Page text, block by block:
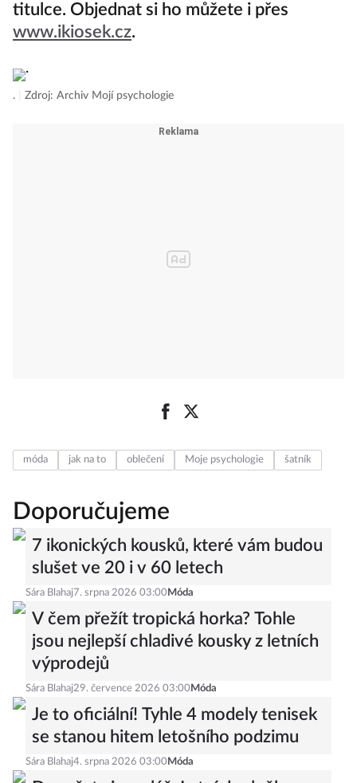
titulce. Objednat si ho můžete i přes
www.ikiosek.cz.
. Zdroj: Archiv Mojí psychologie
móda jak na to oblečení Moje psychologie šatník
Doporučujeme
7 ikonických kousků, které vám budou
slušet ve 20 i v 60 letech
Sára Blahaj 7. srpna 2026 03:00 Móda
V čem přežít tropická horka? Tohle
jsou nejlepší chladivé kousky z letních
výprodejů
Sára Blahaj29. července 2026 03:00 Móda
Je to oficiální! Tyhle 4 modely tenisek
se stanou hitem letošního podzimu
Sára Blahaj4. srpna 2026 03:00 Móda